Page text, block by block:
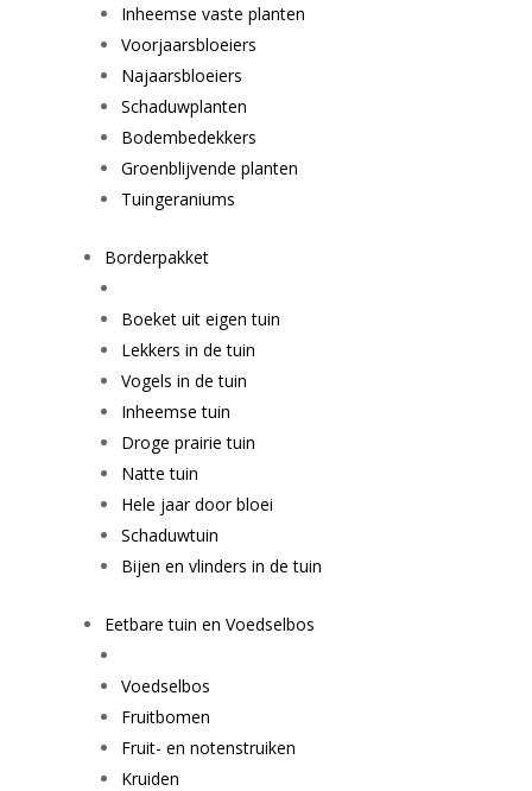
Inheemse vaste planten
Voorjaarsbloeiers
Najaarsbloeiers
Schaduwplanten
Bodembedekkers
Groenblijvende planten
Tuingeraniums
Borderpakket
Boeket uit eigen tuin
Lekkers in de tuin
Vogels in de tuin
Inheemse tuin
Droge prairie tuin
Natte tuin
Hele jaar door bloei
Schaduwtuin
Bijen en vlinders in de tuin
Eetbare tuin en Voedselbos
Voedselbos
Fruitbomen
Fruit- en notenstruiken
Kruiden